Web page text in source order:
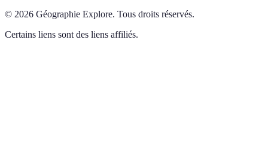
© 2026 Géographie Explore. Tous droits réservés.
Certains liens sont des liens affiliés.